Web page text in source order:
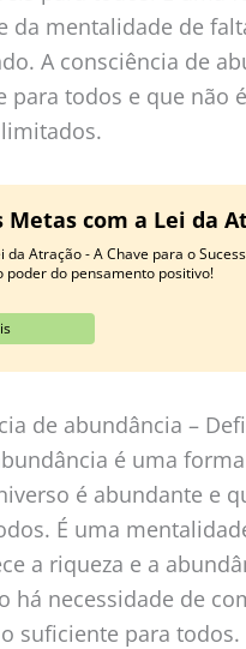
da mentalidade de
A consciência de
para todos e que não
Metas com a Lei da
da Atração - A Chave para o
poder do pensamento positivo!
de abundância –
é uma
é abundante e
É uma
a riqueza e a
há necessidade de
suficiente para todos.